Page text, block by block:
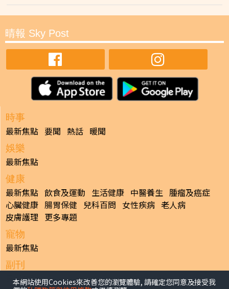
晴報 Sky Post
時事
最新焦點 要聞 熱話 暖聞
娛樂
最新焦點
健康
最新焦點 飲食及運動 生活健康 中醫養生 腫瘤及癌症
心臟健康 腸胃保健 兒科百問 女性疾病 老人病
皮膚護理 更多專題
寵物
最新焦點
副刊
最新焦點
本網站使用Cookies來改善您的瀏覽體驗, 請確定您同意及接受我